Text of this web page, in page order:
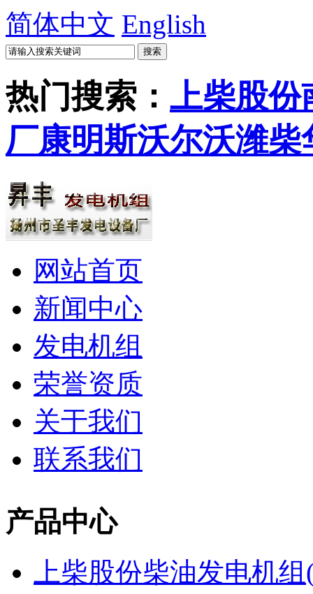
简体中文 English
热门搜索： 上柴股份
厂康明斯沃尔沃潍柴
网站首页
新闻中心
发电机组
荣誉资质
关于我们
联系我们
产品中心
上柴股份柴油发电机组